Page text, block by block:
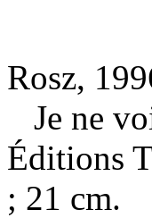
Rosz,
Je ne
Éditions
; 21 cm.